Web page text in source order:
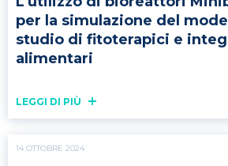
per la simulazione del
studio di fitoterapici e
alimentari
LEGGI DI PIÙ
14 OTTOBRE 2024